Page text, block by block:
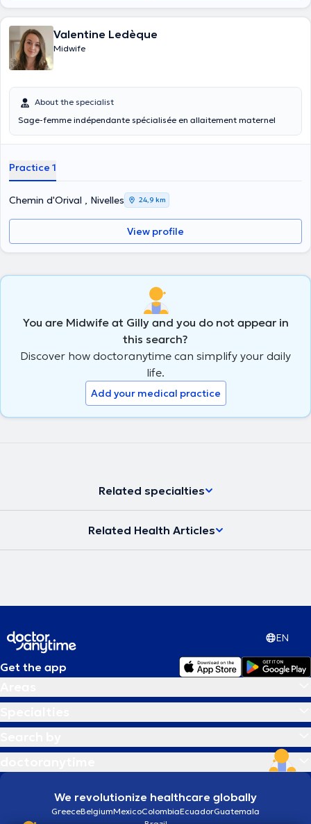
Valentine Ledèque
Midwife
About the specialist
Sage-femme indépendante spécialisée en allaitement maternel
Practice 1
Chemin d'Orival , Nivelles 24,9 km
View profile
You are Midwife at Gilly and you do not appear in
this search?
Discover how doctoranytime can simplify your daily
life.
Add your medical practice
Related specialties
Related Health Articles
EN
Get the app
We revolutionize healthcare globally
GreeceBelgiumMexicoColombiaEcuadorGuatemala